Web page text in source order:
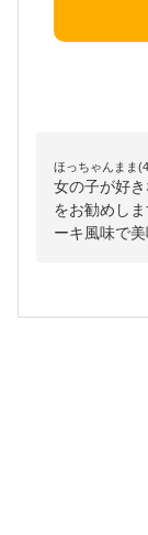
ほっちゃんまま
女の子が好
をお勧めし
ーキ風味で